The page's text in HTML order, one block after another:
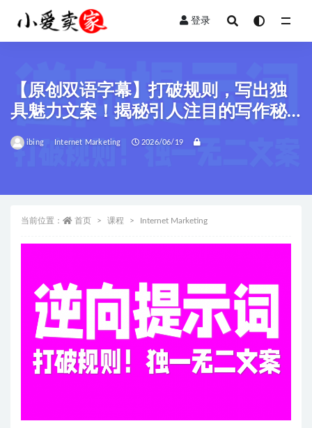
登录
【原创双语字幕】打破规则，写出独
具魅力文案！揭秘引人注目的写作秘
诀！
ibing Internet Marketing 2026/06/19
当前位置： 首页 课程 Internet Marketing